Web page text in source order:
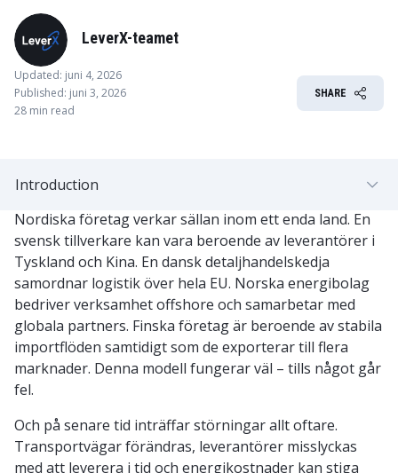
LeverX-teamet
Updated: juni 4, 2026
Published: juni 3, 2026
28 min read
SHARE
Nordiska företag verkar sällan inom ett enda land. En
svensk tillverkare kan vara beroende av leverantörer i
Tyskland och Kina. En dansk detaljhandelskedja
samordnar logistik över hela EU. Norska energibolag
bedriver verksamhet offshore och samarbetar med
globala partners. Finska företag är beroende av stabila
importflöden samtidigt som de exporterar till flera
marknader. Denna modell fungerar väl – tills något går
fel.
Och på senare tid inträffar störningar allt oftare.
Transportvägar förändras, leverantörer misslyckas
med att leverera i tid och energikostnader kan stiga
Introduction